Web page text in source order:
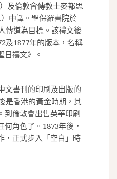
及倫敦會傳教士麥都思
中譯。聖保羅書院於
傳道為目標。該禮文後
及1877年的版本，名稱
日禱文》。
文書刊的印刷及出版的
是香港的黃金時期，其
到倫敦會出售英華印刷
角色了。1873年後，
，正式步入「空白」時